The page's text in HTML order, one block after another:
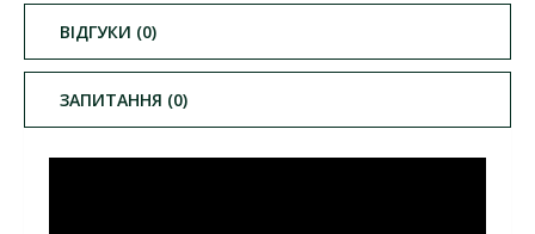
ВІДГУКИ (0)
ЗАПИТАННЯ (0)